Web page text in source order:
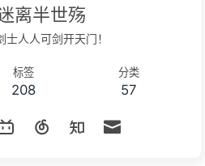
离半世殇
士人人可剑开天门！
标签
208
分类
57